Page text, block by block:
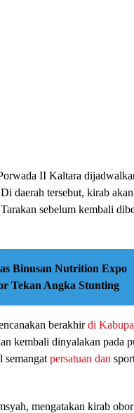
II Kaltara
daerah tersebut, kirab
sebelum kembali
Binusan Nutrition Expo
Tekan Angka Stunting
berakhirdi
kembali dinyalakan pada
semangat persatuan dan
mengatakan kirab